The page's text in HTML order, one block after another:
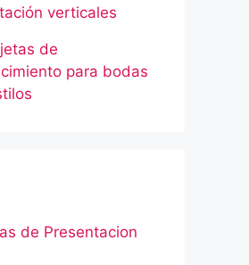
verticales
de
para bodas
de Presentacion